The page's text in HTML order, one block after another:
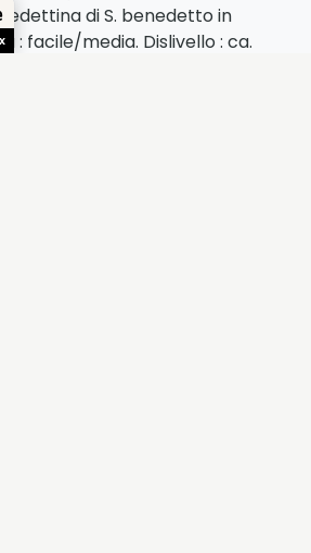
di S. benedetto in
: facile/media. Dislivello : ca.